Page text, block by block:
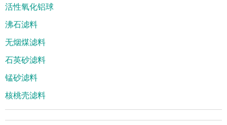
活性氧化铝球
沸石滤料
无烟煤滤料
石英砂滤料
锰砂滤料
核桃壳滤料